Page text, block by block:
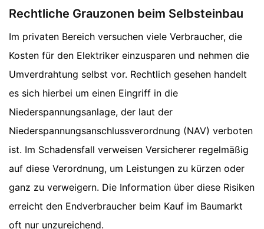
Rechtliche Grauzonen beim Selbsteinbau
Im privaten Bereich versuchen viele Verbraucher, die
Kosten für den Elektriker einzusparen und nehmen die
Umverdrahtung selbst vor. Rechtlich gesehen handelt
es sich hierbei um einen Eingriff in die
Niederspannungsanlage, der laut der
Niederspannungsanschlussverordnung (NAV) verboten
ist. Im Schadensfall verweisen Versicherer regelmäßig
auf diese Verordnung, um Leistungen zu kürzen oder
ganz zu verweigern. Die Information über diese Risiken
erreicht den Endverbraucher beim Kauf im Baumarkt
oft nur unzureichend.